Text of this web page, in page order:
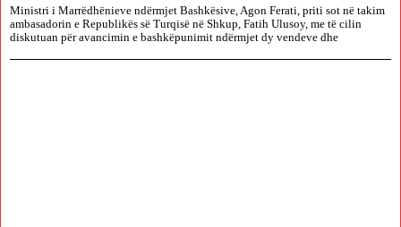
Ministri i Marrëdhënieve ndërmjet Bashkësive, Agon Ferati, priti sot në takim
ambasadorin e Republikës së Turqisë në Shkup, Fatih Ulusoy, me të cilin
diskutuan për avancimin e bashkëpunimit ndërmjet dy vendeve dhe